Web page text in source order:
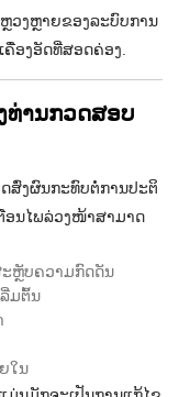
ວງຫຼາຍຂອງລະບົບການ
ອງອັດທີ່ສອດຄ່ອງ.
ທ່ານກວດສອບ
ສົ່ງຜົນກະທົບຕໍ່ການປະຕິ
ອນໄພລ່ວງໜ້າສາມາດ
ະຫຼັບຄວາມກົດດັນ
ມຕົ້ນ
ໃນ